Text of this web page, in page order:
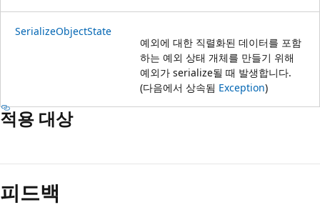
SerializeObjectState
예외에 대한 직렬화된 데이터를 포함
하는 예외 상태 개체를 만들기 위해
예외가 serialize될 때 발생합니다.
(다음에서 상속됨 Exception)
적용 대상
피드백